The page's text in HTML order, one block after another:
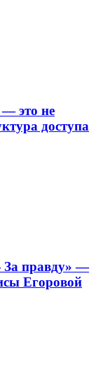
это не
доступа
За правду» —
Егоровой